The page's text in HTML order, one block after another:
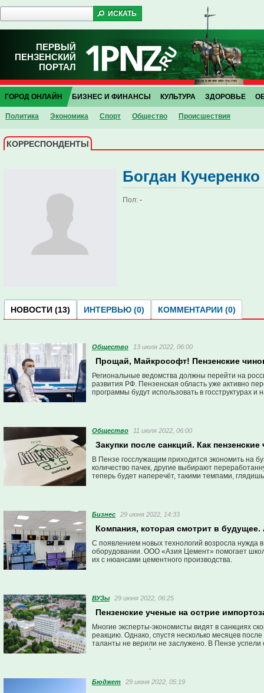
ПЕРВЫЙ
ПЕНЗЕНСКИЙ
ПОРТАЛ
ГОРОД ОНЛАЙН
Политика Экономика Спорт Общество Проиcшествия
БИЗНЕС И ФИНАНСЫ КУЛЬТУРА ЗДОРОВЬЕ
КОРРЕСПОНДЕНТЫ
Богдан Кучеренко
Пол: -
НОВОСТИ (13) ИНТЕРВЬЮ (0) КОММЕНТАРИИ (0)
Общество 13 июля 2022, 06:00
Прощай, Майкрософт! Пензенские
Региональные ведомства должны перейти на
развития РФ. Пензенская область уже активно
программы будут использовать в госструктурах и
Общество 11 июля 2022, 06:00
Закупки после санкций. Как
В Пензе госслужащим приходится экономить на
количество пачек, другие выбирают
теперь будет наперечёт, такими темпами,
Бизнес 29 июня 2022, 14:33
Компания, которая смотрит в
С появлением новых технологий возросла
оборудовании. ООО «Азия Цемент» помогает
их с нюансами цементного производства.
ВУЗы 29 июня 2022, 06:25
Пензенские ученые на острие
Многие эксперты-экономисты видят в санкциях
реакцию. Однако, спустя несколько месяцев
таланты не верили не заслужено. В Пензе успели
наших ученых – будущее.
Бюджет 29 июня 2022, 05:19